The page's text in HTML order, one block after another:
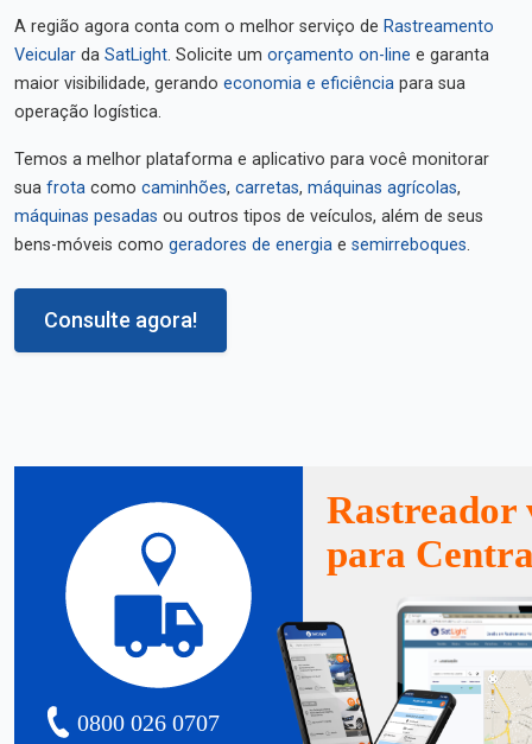
A região agora conta com o melhor serviço de Rastreamento
Veicular da SatLight. Solicite um orçamento on-line e garanta
maior visibilidade, gerando economia e eficiência para sua
operação logística.
Temos a melhor plataforma e aplicativo para você monitorar
sua frota como caminhões, carretas, máquinas agrícolas,
máquinas pesadas ou outros tipos de veículos, além de seus
bens-móveis como geradores de energia e semirreboques.
Consulte agora!
0800 026 0707
Rastreador
para